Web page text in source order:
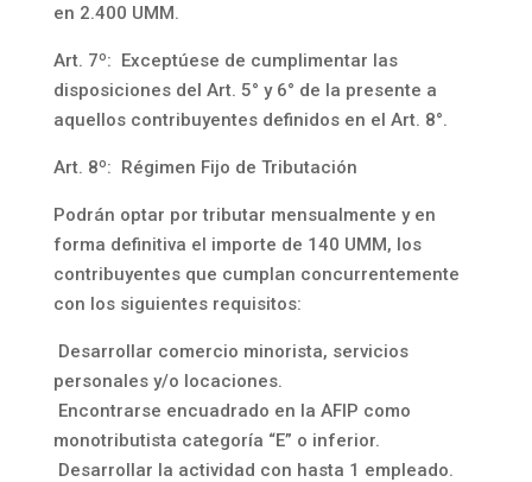
en 2.400 UMM.
Art. 7º: Exceptúese de cumplimentar las
disposiciones del Art. 5° y 6° de la presente a
aquellos contribuyentes definidos en el Art. 8°.
Art. 8º: Régimen Fijo de Tributación
Podrán optar por tributar mensualmente y en
forma definitiva el importe de 140 UMM, los
contribuyentes que cumplan concurrentemente
con los siguientes requisitos:
Desarrollar comercio minorista, servicios
personales y/o locaciones.
Encontrarse encuadrado en la AFIP como
monotributista categoría “E” o inferior.
Desarrollar la actividad con hasta 1 empleado.